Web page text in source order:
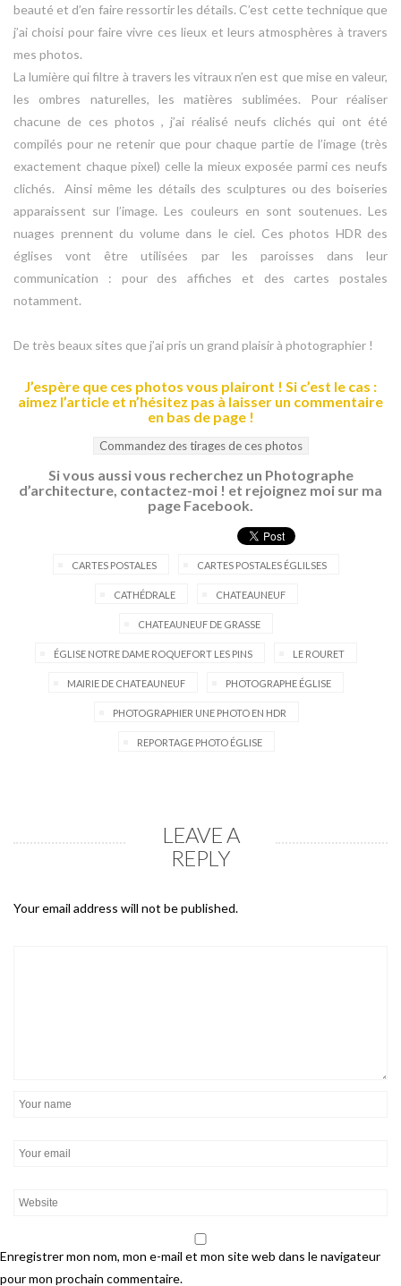
beauté et d’en faire ressortir les détails. C’est cette technique que
j’ai choisi pour faire vivre ces lieux et leurs atmosphères à travers
mes photos.
La lumière qui filtre à travers les vitraux n’en est que mise en valeur,
les ombres naturelles, les matières sublimées. Pour réaliser
chacune de ces photos , j’ai réalisé neufs clichés qui ont été
compilés pour ne retenir que pour chaque partie de l’image (très
exactement chaque pixel) celle la mieux exposée parmi ces neufs
clichés. Ainsi même les détails des sculptures ou des boiseries
apparaissent sur l’image. Les couleurs en sont soutenues. Les
nuages prennent du volume dans le ciel. Ces photos HDR des
églises vont être utilisées par les paroisses dans leur
communication : pour des affiches et des cartes postales
notamment.
De très beaux sites que j’ai pris un grand plaisir à photographier !
J’espère que ces photos vous plairont ! Si c’est le cas :
aimez l’article et n’hésitez pas à laisser un commentaire
en bas de page !
Si vous aussi vous recherchez un Photographe
d’architecture, contactez-moi ! et rejoignez moi sur ma
page Facebook.
CARTES POSTALES CARTES POSTALES ÉGLILSES
CATHÉDRALE CHATEAUNEUF
CHATEAUNEUF DE GRASSE
ÉGLISE NOTRE DAME ROQUEFORT LES PINS LE ROURET
MAIRIE DE CHATEAUNEUF PHOTOGRAPHE ÉGLISE
PHOTOGRAPHIER UNE PHOTO EN HDR
REPORTAGE PHOTO ÉGLISE
LEAVE A
REPLY
Your email address will not be published.
Enregistrer mon nom, mon e-mail et mon site web dans le navigateur
pour mon prochain commentaire.